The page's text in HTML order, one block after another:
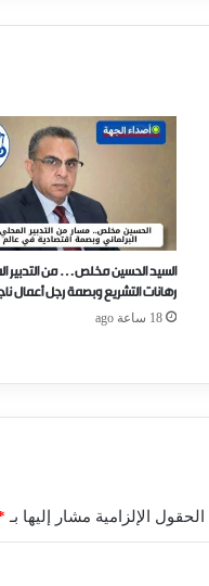
السيد الحسين مخلص… من التدبير
رهانات التشريع وبصمة رجل أعمال
18 ساعة ago
الحقول الإلزامية مشار إليها بـ